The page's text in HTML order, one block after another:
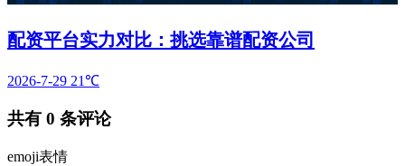
配资平台实力对比：挑选靠谱配资公司
2026-7-29 21℃
共有 0 条评论
emoji表情